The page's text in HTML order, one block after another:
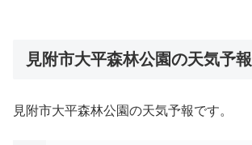
見附市大平森林公園の天気予報
見附市大平森林公園の天気予報です。